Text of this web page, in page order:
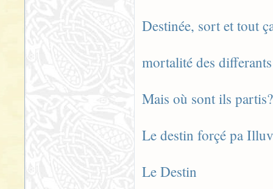
Destinée, sort et tout
mortalité des
Mais où sont ils partis?
Le destin forçé pa
Le Destin